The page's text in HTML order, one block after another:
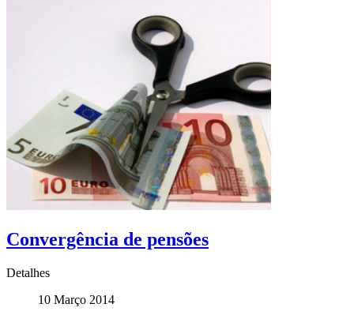
Convergência de pensões
Detalhes
10 Março 2014